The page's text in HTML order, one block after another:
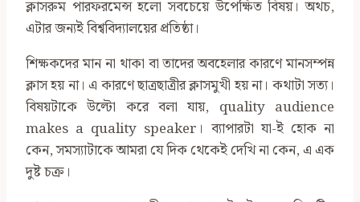
ক্লাসরুম পারফরমেন্স হলো সবচেয়ে উপেক্ষিত বিষয়। অথচ,
এটার জন্যই বিশ্ববিদ্যালয়ের প্রতিষ্ঠা।
শিক্ষকদের মান না থাকা বা তাদের অবহেলার কারণে মানসম্পন্ন
ক্লাস হয় না। এ কারণে ছাত্রছাত্রীর ক্লাসমুখী হয় না। কথাটা সত্য।
বিষয়টাকে উল্টো করে বলা যায়, quality audience
makes a quality speaker। ব্যাপারটা যা-ই হোক না
কেন, সমস্যাটাকে আমরা যে দিক থেকেই দেখি না কেন, এ এক
দুষ্ট চক্র।